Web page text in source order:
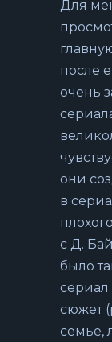
Для
после
очень
они
в
с Д.
было
сюжет
семье,